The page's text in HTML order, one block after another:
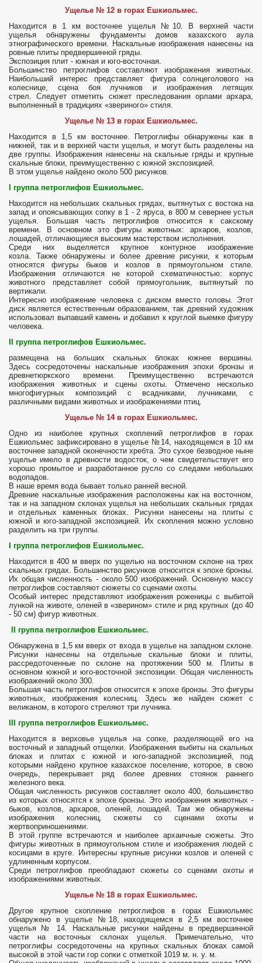
Ущелье № 12 в горах Ешкиольмес.
Находится в 1 км восточнее ущелья №10. В верхней части
ущелья обнаружены фундаменты домов казахского аула
этнографического времени. Наскальные изображения нанесены на
ровные плиты предвершинной гряды.
Экспозиция плит - южная и юго-восточная.
Большинство петроглифов составляют изображения животных.
Наибольший интерес представляет фигура солнцеголового на
колеснице, сцена боя лучников и изображения летящих
стрел. Следует отметить сюжет преследования орлами архара,
выполненный в традициях «звериного» стиля.
Ущелье № 13 в горах Ешкиольмес.
Находится в 1,5 км восточнее. Петроглифы обнаружены как в
нижней, так и в верхней части ущелья, и могут быть разделены на
две группы. Изображения нанесены на скальные гряды и крупные
скальные блоки, преимущественно с южной экспозицией.
В этом ущелье найдено около 500 рисунков.
I группа петроглифов Ешкиольмес.
Находится на небольших скальных грядах, вытянутых с востока на
запад и опоясывающих сопку в 1 - 2 яруса, в 800 м севернее устья
ущелья. Большая часть петроглифов относится к сакскому
времени. В основном это фигуры животных: архаров, козлов,
лошадей, отличающиеся высоким мастерством исполнения.
Среди них выделяется крупное контурное изображение
козла. Также обнаружены и более древние рисунки, к которым
относятся фигуры быков и козлов в прямоугольном стиле.
Изображения отличаются не которой схематичностью: корпус
животного представляет собой прямоугольник, вытянутый по
вертикали.
Интересно изображение человека с диском вместо головы. Этот
диск является естественным образованием, так древний художник
использовал выпавший камень и добавил к круглой выемке фигуру
человека.
группа петроглифов Ешкиольмес.
размещена на больших скальных блоках южнее вершины.
Здесь сосредоточены наскальные изображения эпохи бронзы и
древнетюркского времени. Преимущественно встречаются
изображения животных и сцены охоты. Отмечено несколько
многофигурных композиций с всадниками, лучниками, с
различными видами животных и изображениями птиц.
Ущелье № 14 в горах Ешкиольмес.
Одно из наиболее крупных скоплений петроглифов в горах
Ешкиольмес зафиксировано в ущелье №14, находящемся в 10 км
восточнее западной оконечности хребта. Это сухое безводное ныне
ущелье имело в древности водосток, о чем свидетельствует его
хорошо промытое и разработанное русло со следами небольших
водопадов.
В наше время вода бывает только ранней весной.
Древние наскальные изображения расположены как на восточном,
так и на западном склонах ущелья на небольших скальных грядах
и отдельных каменных блоках. Рисунки нанесены на плиты с
южной и юго-западной экспозицией. Их скопления можно условно
разделить на три группы.
I группа петроглифов Ешкиольмес.
Находится в 400 м вверх по ущелью на восточном склоне на трех
скальных грядах. Большинство рисунков относится к эпохе бронзы.
Их общая численность - около 500 изображений. Основную массу
петроглифов составляют сюжеты со сценами охоты.
Особый интерес представляют изображения роженицы с выбитой
лункой на животе, оленей в «зверином» стиле и ряд крупных (до 40
- 50 см) фигур животных.
группа петроглифов Ешкиольмес.
Обнаружена в 1,5 км вверх от входа в ущелье на западном склоне.
Рисунки нанесены на отдельные скальные блоки и плиты,
рассредоточенные по склоне на протяжении 500 м. Плиты в
основном южной и юго-восточной экспозиции. Общая численность
изображений около 300.
Большая часть петроглифов относится к эпохе бронзы. Это фигуры
животных, изображения колесниц. Здесь же найден сюжет с
великаном, в которого стреляют три лучника.
группа петроглифов Ешкиольмес.
Находится в верховье ущелья на сопке, разделяющей его на
восточный и западный отщелки. Изображения выбиты на скальных
блоках и плитах с южной и юго-западной экспозицией, под
которыми найдено крупное казахское поселение, которое, в свою
очередь, перекрывает ряд более древних стоянок раннего
железного века.
Общая численность рисунков составляет около 400, большинство
из которых относятся к эпохе бронзы. Это изображения животных -
быков, козлов, архаров, оленей, лошадей. Там же обнаружены
изображения колесниц, сюжеты со сценами охоты и
жертвоприношениями.
В этой группе встречаются и наиболее архаичные сюжеты. Это
фигуры животных в прямоугольном стиле и изображения людей с
косицами в круге. Интересны крупные рисунки козлов и оленей с
удлиненным корпусом.
Среди петроглифов преобладают сюжеты со сценами охоты и
изображениями животных.
Ущелье № 18 в горах Ешкиольмес.
Другое крупное скопление петроглифов в горах Ешкиольмес
обнаружено в ущелье №18, находящемся в 2,5 км восточнее
ущелья № 14. Наскальные рисунки найдены в предвершинной
части на восточных склонах ущелья. Примечательно, что
петроглифы сосредоточены на крупных скальных блоках самой
высокой в этой части гор сопки с отметкой 1019 м. н. у. м.